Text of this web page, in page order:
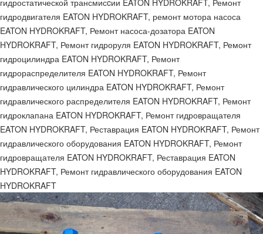
гидростатической трансмисcии EATON HYDROKRAFT, Ремонт
гидродвигателя EATON HYDROKRAFT, ремонт мотора насоса
EATON HYDROKRAFT, Ремонт насоса-дозатора EATON
HYDROKRAFT, Ремонт гидроруля EATON HYDROKRAFT, Ремонт
гидроцилиндра EATON HYDROKRAFT, Ремонт
гидрораспределителя EATON HYDROKRAFT, Ремонт
гидравлического цилиндра EATON HYDROKRAFT, Ремонт
гидравлического распределителя EATON HYDROKRAFT, Ремонт
гидроклапана EATON HYDROKRAFT, Ремонт гидровращателя
EATON HYDROKRAFT, Реставрация EATON HYDROKRAFT, Ремонт
гидравлического оборудования EATON HYDROKRAFT, Ремонт
гидровращателя EATON HYDROKRAFT, Реставрация EATON
HYDROKRAFT, Ремонт гидравлического оборудования EATON
HYDROKRAFT